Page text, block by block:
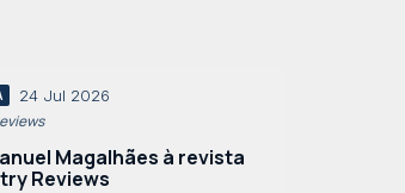
24 Jul 2026
Magalhães à revista
Reviews